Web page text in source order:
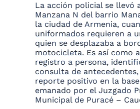
La acción policial se llevó
Manzana N del barrio
la ciudad de Armenia,
uniformados requieren a
quien se desplazaba a
motocicleta. Es así como
registro a persona,
consulta de
reporte positivo en la
emanado por el Juzgado
Municipal de Puracé –